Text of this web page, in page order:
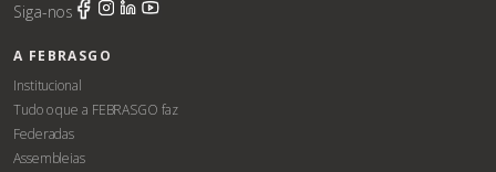
Siga-nos
A FEBRASGO
Institucional
Tudo o que a FEBRASGO faz
Federadas
Assembleias